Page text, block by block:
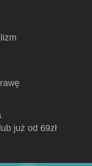
już od 69zł